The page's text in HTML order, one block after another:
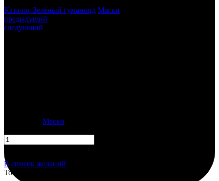
Каталог Зелёный гуманоид Маски
предыдущий
следующий
Маски
В список желаний
Товар добавлен!